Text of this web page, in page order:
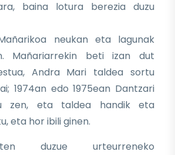
baina lotura berezia duzu
neukan eta lagunak
Mañariarrekin beti izan dut
Andra Mari taldea sortu
1974an edo 1975ean Dantzari
zen, eta taldea handik eta
eta hor ibili ginen.
duzue urteurreneko